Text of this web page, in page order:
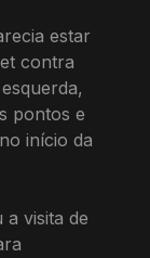
estar
contra
pontos e
início da
a visita de